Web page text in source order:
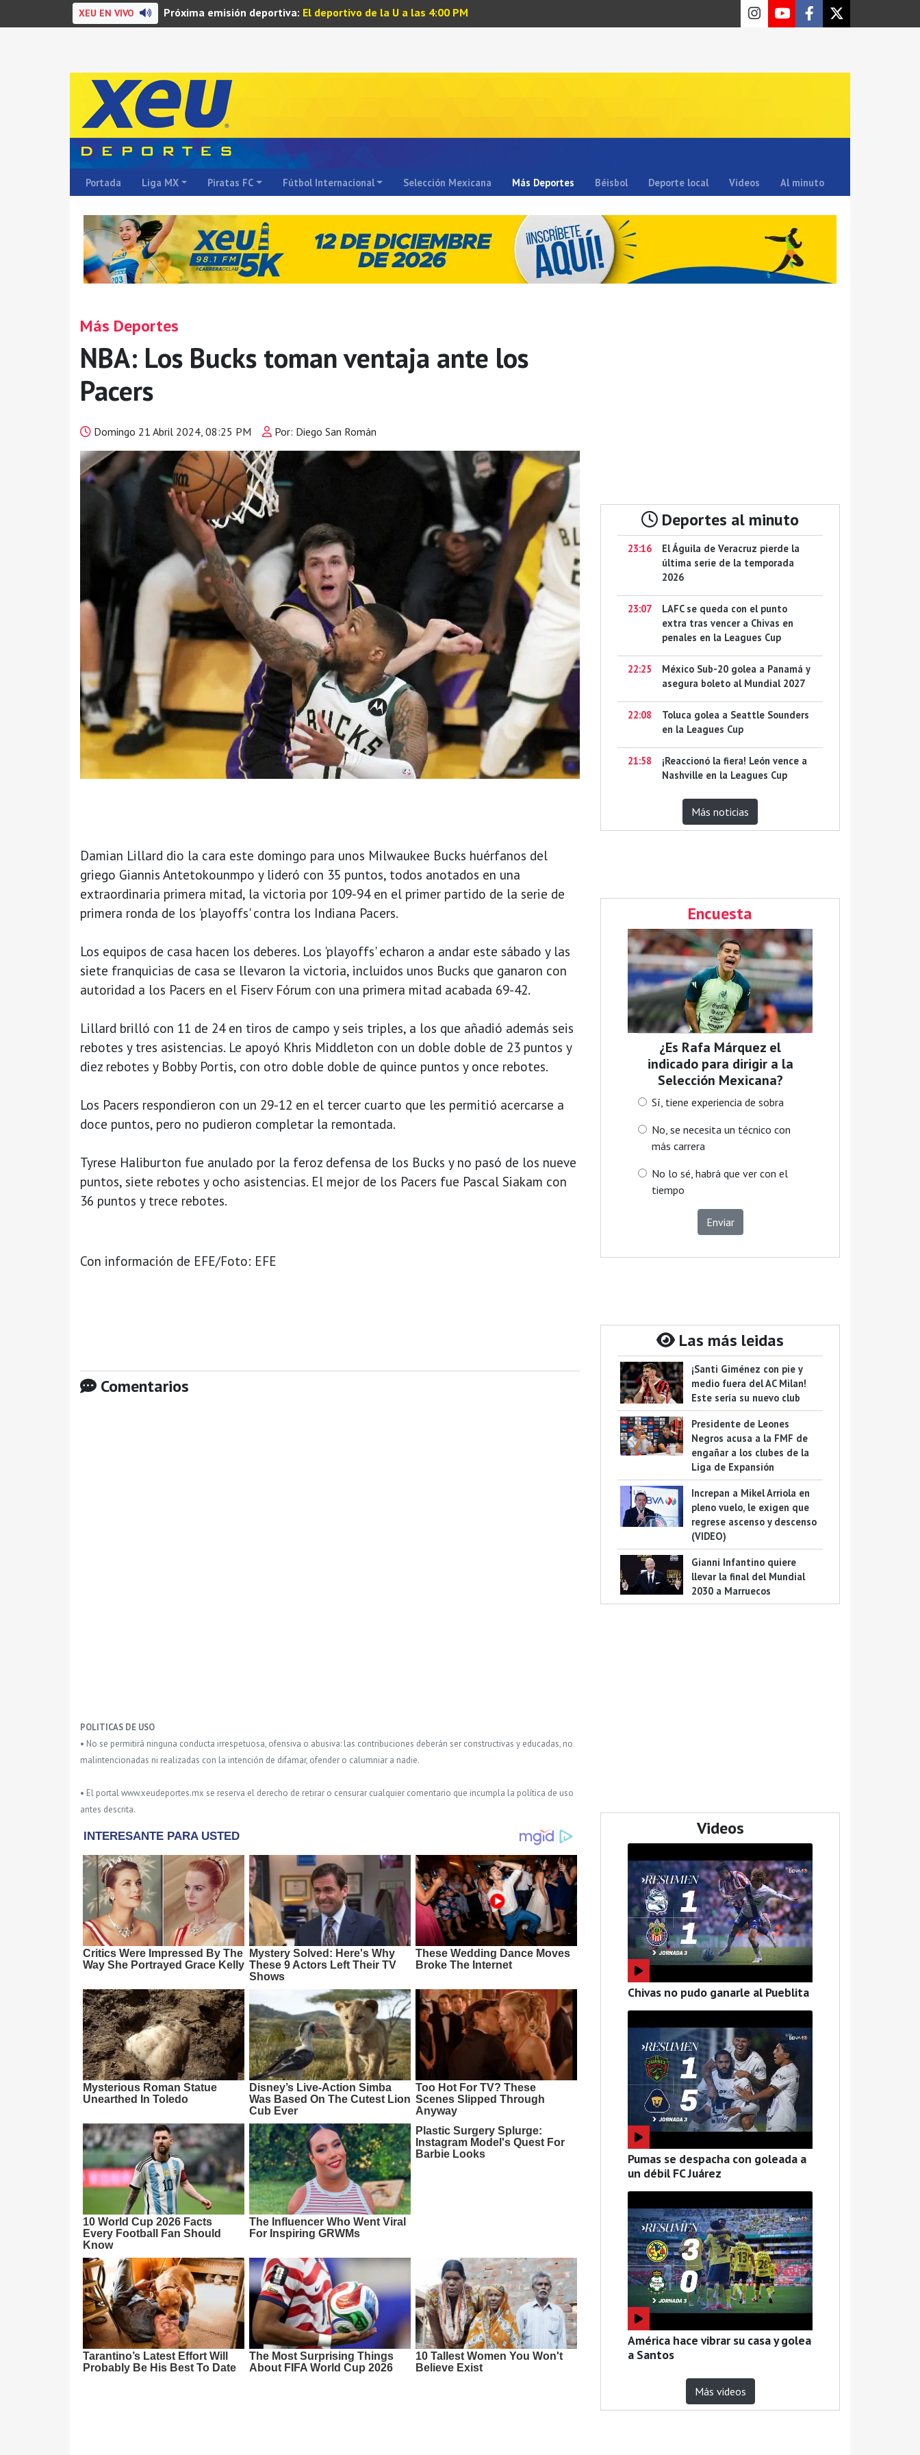
XEU EN VIVO Próxima emisión deportiva: El deportivo de la U a las 4:00 PM
Portada Liga MX Piratas FC Fútbol Internacional Selección Mexicana Más Deportes Béisbol Deporte local Videos Al minuto
Más Deportes
NBA: Los Bucks toman ventaja ante los
Pacers
Domingo 21 Abril 2024, 08:25 PM Por: Diego San Román
Damian Lillard dio la cara este domingo para unos Milwaukee Bucks huérfanos del
griego Giannis Antetokounmpo y lideró con 35 puntos, todos anotados en una
extraordinaria primera mitad, la victoria por 109-94 en el primer partido de la serie de
primera ronda de los 'playoffs' contra los Indiana Pacers.
Los equipos de casa hacen los deberes. Los 'playoffs' echaron a andar este sábado y las
siete franquicias de casa se llevaron la victoria, incluidos unos Bucks que ganaron con
autoridad a los Pacers en el Fiserv Fórum con una primera mitad acabada 69-42.
Lillard brilló con 11 de 24 en tiros de campo y seis triples, a los que añadió además seis
rebotes y tres asistencias. Le apoyó Khris Middleton con un doble doble de 23 puntos y
diez rebotes y Bobby Portis, con otro doble doble de quince puntos y once rebotes.
Los Pacers respondieron con un 29-12 en el tercer cuarto que les permitió acercarse a
doce puntos, pero no pudieron completar la remontada.
Tyrese Haliburton fue anulado por la feroz defensa de los Bucks y no pasó de los nueve
puntos, siete rebotes y ocho asistencias. El mejor de los Pacers fue Pascal Siakam con
36 puntos y trece rebotes.
Con información de EFE/Foto: EFE
Comentarios
POLITICAS DE USO
• No se permitirá ninguna conducta irrespetuosa, ofensiva o abusiva: las contribuciones deberán ser constructivas y educadas, no
malintencionadas ni realizadas con la intención de difamar, ofender o calumniar a nadie.
• El portal www.xeudeportes.mx se reserva el derecho de retirar o censurar cualquier comentario que incumpla la política de uso
antes descrita.
Deportes al minuto
23:16
El Águila de Veracruz pierde la
última serie de la temporada
2026
23:07
LAFC se queda con el punto
extra tras vencer a Chivas en
penales en la Leagues Cup
22:25
México Sub-20 golea a Panamá y
asegura boleto al Mundial 2027
22:08
Toluca golea a Seattle Sounders
en la Leagues Cup
21:58
¡Reaccionó la fiera! León vence a
Nashville en la Leagues Cup
Más noticias
Encuesta
¿Es Rafa Márquez el
indicado para dirigir a la
Selección Mexicana?
Sí, tiene experiencia de sobra
No, se necesita un técnico con
más carrera
No lo sé, habrá que ver con el
tiempo
Enviar
Las más leidas
¡Santi Giménez con pie y
medio fuera del AC Milan!
Este sería su nuevo club
Presidente de Leones
Negros acusa a la FMF de
engañar a los clubes de la
Liga de Expansión
Increpan a Mikel Arriola en
pleno vuelo, le exigen que
regrese ascenso y descenso
(VIDEO)
Gianni Infantino quiere
llevar la final del Mundial
2030 a Marruecos
Videos
Chivas no pudo ganarle al Pueblita
Pumas se despacha con goleada a
un débil FC Juárez
América hace vibrar su casa y golea
a Santos
Más videos